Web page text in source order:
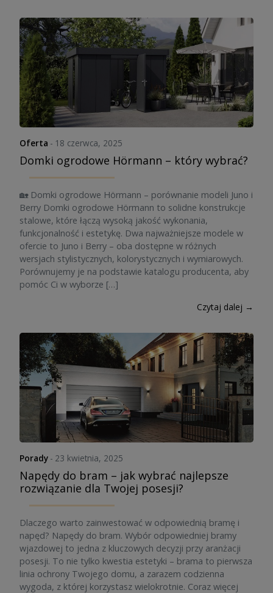
Oferta - 18 czerwca, 2025
Domki ogrodowe Hörmann – który wybrać?
🏡 Domki ogrodowe Hörmann – porównanie modeli Juno i
Berry Domki ogrodowe Hörmann to solidne konstrukcje
stalowe, które łączą wysoką jakość wykonania,
funkcjonalność i estetykę. Dwa najważniejsze modele w
ofercie to Juno i Berry – oba dostępne w różnych
wersjach stylistycznych, kolorystycznych i wymiarowych.
Porównujemy je na podstawie katalogu producenta, aby
pomóc Ci w wyborze […]
Czytaj dalej →
Porady - 23 kwietnia, 2025
Napędy do bram – jak wybrać najlepsze
rozwiązanie dla Twojej posesji?
Dlaczego warto zainwestować w odpowiednią bramę i
napęd? Napędy do bram. Wybór odpowiedniej bramy
wjazdowej to jedna z kluczowych decyzji przy aranżacji
posesji. To nie tylko kwestia estetyki – brama to pierwsza
linia ochrony Twojego domu, a zarazem codzienna
wygoda, z której korzystasz wielokrotnie. Coraz więcej